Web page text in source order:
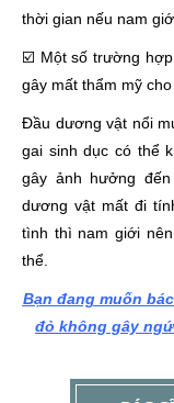
thời gian nếu nam
☑️ Một số trường hợp
gây mất thẩm mỹ
Đầu dương vật nổi
gai sinh dục có thể
gây ảnh hưởng
dương vật mất đi
tình thì nam giới
thể.
Bạn đang muốn
đỏ không gây